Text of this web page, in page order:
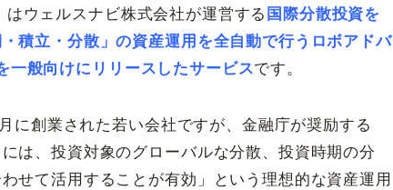
はウェルスナビ株式会社が運営する 国際分散投資を
積立・分散」の資産運用を全自動で行うロボアドバ
般向けにリリースしたサービスです。
に創業された若い会社ですが、金融庁が奨励する
は、投資対象のグローバルな分散、投資時期の分
せて活用することが有効」という理想的な資産運用